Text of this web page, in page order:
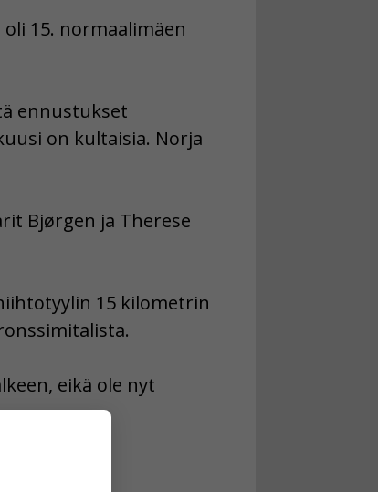
15. normaalimäen
ennustukset
on kultaisia. Norja
Bjørgen ja Therese
15 kilometrin
eikä ole nyt